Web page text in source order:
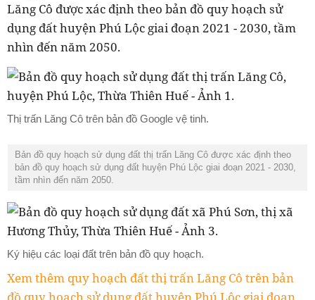
Lăng Cô được xác định theo bản đồ quy hoạch sử
dụng đất huyện Phú Lộc giai đoạn 2021 - 2030, tầm
nhìn đến năm 2050.
Thị trấn Lăng Cô trên bản đồ Google vệ tinh.
Bản đồ quy hoạch sử dụng đất thị trấn Lăng Cô được xác định theo
bản đồ quy hoạch sử dụng đất huyện Phú Lộc giai đoạn 2021 - 2030,
tầm nhìn đến năm 2050.
Ký hiệu các loại đất trên bản đồ quy hoạch.
Xem thêm quy hoạch đất thị trấn Lăng Cô trên bản